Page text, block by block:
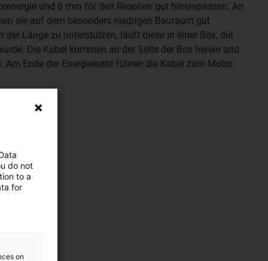
und 8 mm für den Resolver gut hineinpassen. An
sie auf dem besonders niedrigen Bauraum gut
der Länge zu unterstützen, läuft diese in einer Box, die
Die Kabel kommen an der Seite der Box herein und
Am Ende der Energiekette führen die Kabel zum Motor
do not
to a
for
on